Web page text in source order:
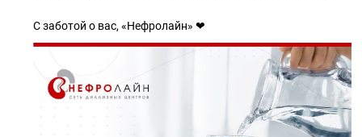
С заботой о вас, «Нефролайн» ❤